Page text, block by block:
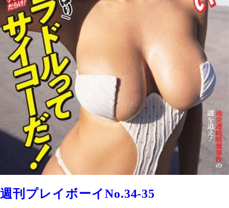
週刊プレイボーイNo.34-35